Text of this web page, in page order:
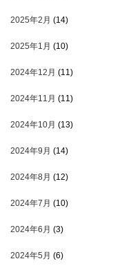
2025年2月 (14)
2025年1月 (10)
2024年12月 (11)
2024年11月 (11)
2024年10月 (13)
2024年9月 (14)
2024年8月 (12)
2024年7月 (10)
2024年6月 (3)
2024年5月 (6)